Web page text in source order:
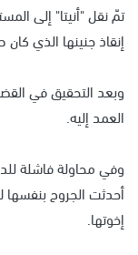
تمّ نقل "أنيتا" إلى
إنقاذ جنينها الذي كان
وبعد التحقيق في
العمد إليه.
وفي محاولة فاشلة
أحدثت الجروح بنفسها
إخوتها.